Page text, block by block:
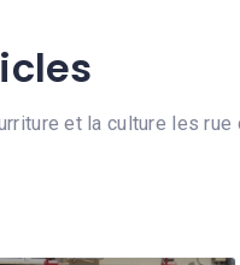
et la culture les rue